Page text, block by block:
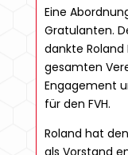
Eine
Gratulanten.
dankte
gesamten
Engagement
für den FVH.
Roland hat
als Vorstand